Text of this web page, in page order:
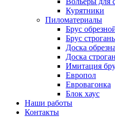
Курятники
Пиломатериалы
Брус
Брус
Доска
Доска
Имитация
Европол
Евровагонка
Блок хаус
Наши работы
Контакты